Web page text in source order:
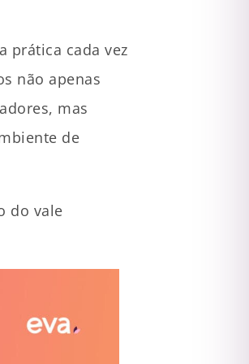
prática cada vez
não apenas
mas
de
do vale